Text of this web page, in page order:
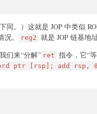
下同。）这就是 JOP 中类似
况。 reg2 就是 JOP 链基地址
们来“分解” ret 指令，它“
ptr [rsp]; add rsp,